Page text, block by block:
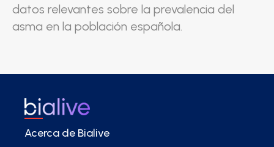
datos relevantes sobre la prevalencia del
asma en la población española.
Acerca de Bialive